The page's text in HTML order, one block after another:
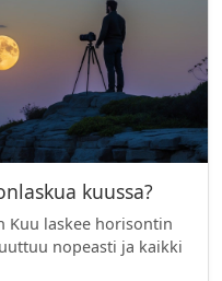
kuussa?
Kuu laskee horisontin
nopeasti ja kaikki